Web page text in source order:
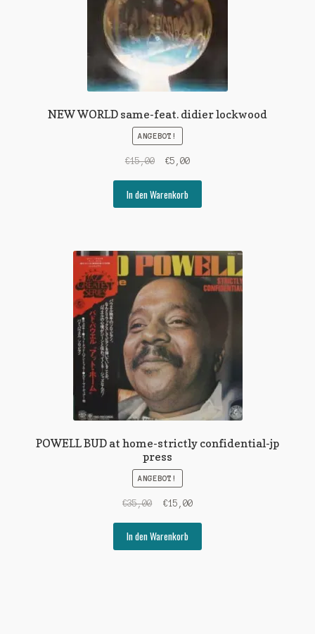
NEW WORLD same-feat. didier lockwood
ANGEBOT!
€15,00
Ursprünglicher
war:
€15,00
€5,00Aktueller
€5,00.
In den Warenkorb
POWELL BUD at home-strictly confidential-jp
press
ANGEBOT!
€35,00
Ursprünglicher
war:
€35,00
€15,00Aktueller
€15,00.
In den Warenkorb